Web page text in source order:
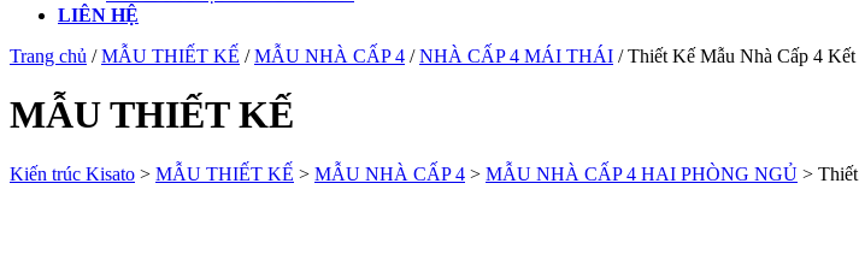
LIÊN HỆ
Trang chủ /MẪU THIẾT KẾ /MẪU NHÀ CẤP 4 /NHÀ CẤP 4 MÁI THÁI / Thiết Kế Mẫu Nhà Cấp 4
MẪU THIẾT KẾ
Kiến trúc Kisato > MẪU THIẾT KẾ > MẪU NHÀ CẤP 4 > MẪU NHÀ CẤP 4 HAI PHÒNG NGỦ >